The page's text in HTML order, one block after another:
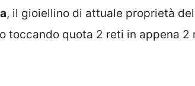
, il gioiellino di attuale proprietà
toccando quota 2 reti in appena 2